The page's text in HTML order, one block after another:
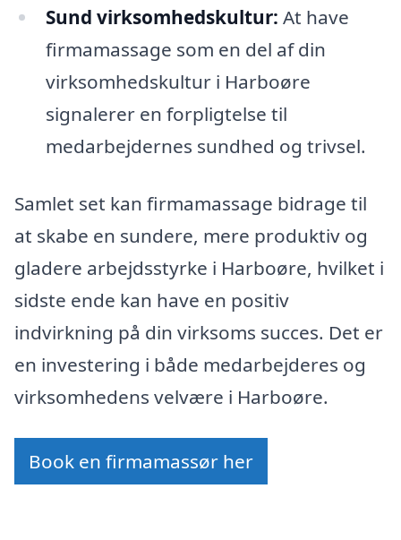
Sund virksomhedskultur: At have
firmamassage som en del af din
virksomhedskultur i Harboøre
signalerer en forpligtelse til
medarbejdernes sundhed og trivsel.
Samlet set kan firmamassage bidrage til
at skabe en sundere, mere produktiv og
gladere arbejdsstyrke i Harboøre, hvilket i
sidste ende kan have en positiv
indvirkning på din virksoms succes. Det er
en investering i både medarbejderes og
virksomhedens velvære i Harboøre.
Book en firmamassør her